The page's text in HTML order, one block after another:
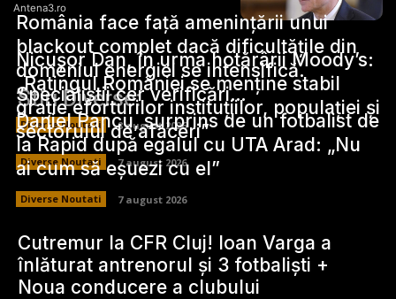
Antena3.ro
Stiri Diverse:
România face față amenințării unui
blackout complet dacă dificultățile din
domeniul energiei se intensifică.
Specialiștii cer verificări…
Diverse Noutati 8 august 2026
Nicușor Dan, în urma hotărârii Moody’s:
„Ratingul României se menține stabil
grație eforturilor instituțiilor, populației și
sectorului de afaceri”
Diverse Noutati 7 august 2026
Daniel Pancu, surprins de un fotbalist de
la Rapid după egalul cu UTA Arad: „Nu
ai cum să eșuezi cu el”
Diverse Noutati 7 august 2026
Cutremur la CFR Cluj! Ioan Varga a
înlăturat antrenorul și 3 fotbaliști +
Noua conducere a clubului